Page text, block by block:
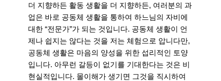
더 지향하든 활동 생활을 더 지향하든, 여러분의 과
업은 바로 공동체 생활을 통하여 하느님의 자비에
대한 “전문가”가 되는 것입니다. 공동체 생활이 언
제나 쉽지는 않다는 것을 저는 체험으로 압니다만,
공동체 생활은 마음의 양성을 위한 섭리적인 토양
입니다. 아무런 갈등이 없기를 기대한다는 것은 비
현실적입니다. 몰이해가 생기면 그것을 직시하여